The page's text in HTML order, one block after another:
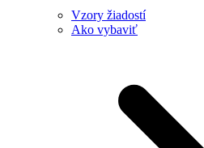
Vzory žiadostí
Ako vybaviť